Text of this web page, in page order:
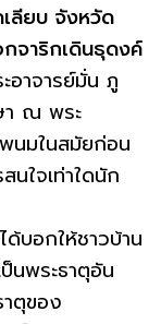
ลียบ จังหวัด
จาริกเดินธุดงค์
อาจารย์มั่น ภู
า ณ พระ
นมในสมัยก่อน
นใจเท่าใดนัก
บอกให้ชาวบ้าน
นพระธาตุอัน
ตุของ